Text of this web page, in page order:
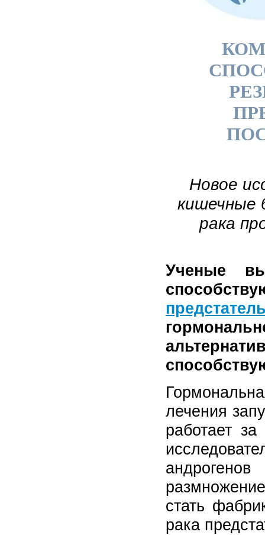
Новое
кишечные
рака
Ученые
лечения
работает
стать
рака